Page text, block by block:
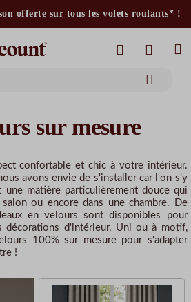
offerte sur tous les volets roulants* !
stores bannes standards
moustiquaires
sur mesure
confortable et chic à votre intérieur.
avons envie de s'installer car l'on s'y
matière particulièrement douce qui
ou encore dans une chambre. De
en velours sont disponibles pour
décorations d'intérieur. Uni ou à motif,
100% sur mesure pour s'adapter
!